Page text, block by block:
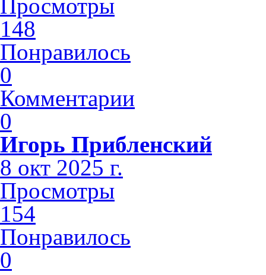
Просмотры
148
Понравилось
0
Комментарии
0
Игорь Прибленский
8 окт 2025 г.
Просмотры
154
Понравилось
0